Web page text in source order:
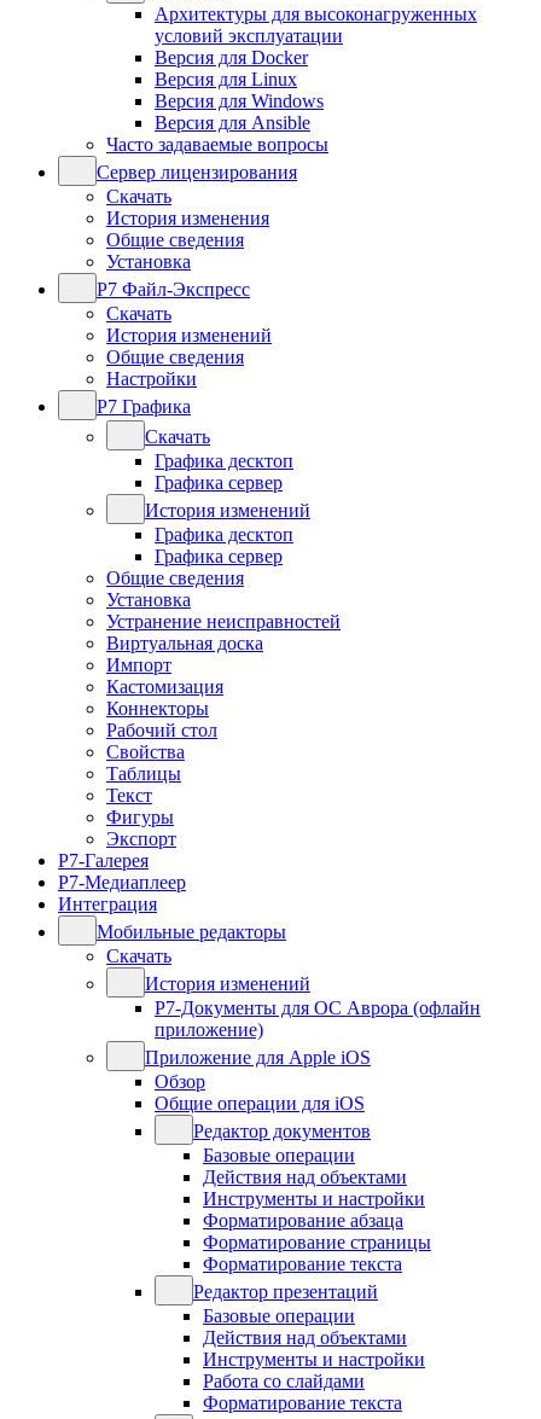
Архитектуры для высоконагруженных
условий эксплуатации
Версия для Docker
Версия для Linux
Версия для Windows
Версия для Ansible
Часто задаваемые вопросы
Сервер лицензирования
Скачать
История изменения
Общие сведения
Установка
Р7 Файл-Экспресс
Скачать
История изменений
Общие сведения
Настройки
Р7 Графика
Скачать
Графика десктоп
Графика сервер
История изменений
Графика десктоп
Графика сервер
Общие сведения
Установка
Устранение неисправностей
Виртуальная доска
Импорт
Кастомизация
Коннекторы
Рабочий стол
Свойства
Таблицы
Текст
Фигуры
Экспорт
Р7-Галерея
Р7-Медиаплеер
Интеграция
Мобильные редакторы
Скачать
История изменений
Р7-Документы для ОС Аврора (офлайн
приложение)
Приложение для Apple iOS
Обзор
Общие операции для iOS
Редактор документов
Базовые операции
Действия над объектами
Инструменты и настройки
Форматирование абзаца
Форматирование страницы
Форматирование текста
Редактор презентаций
Базовые операции
Действия над объектами
Инструменты и настройки
Работа со слайдами
Форматирование текста